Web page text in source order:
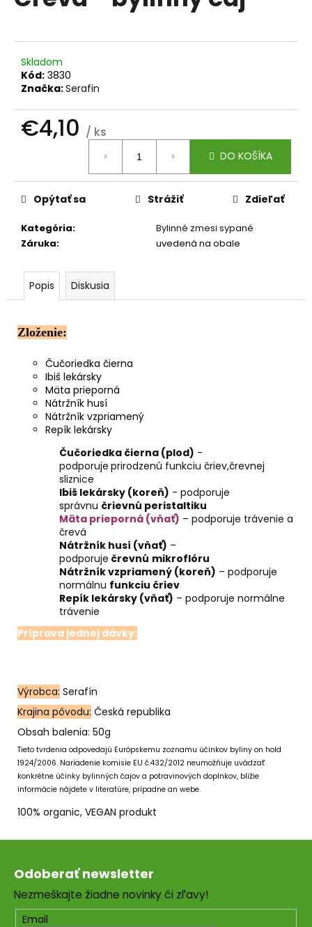
5
hviezdičiek.
Skladom
Kód: 3830
Značka:Serafin
€4,10 / ks
DO KOŠÍKA
Kategória:
Bylinné zmesi sypané
Záruka: uvedená na obale
Opýtať sa Strážiť Zdieľať
Popis Diskusia
Zloženie:
Čučoriedka čierna
Ibiš lekársky
Mäta prieporná
Nátržník husí
Nátržník vzpriamený
Repík lekársky
Čučoriedka čierna (plod) -
podporuje prirodzenú funkciu čriev,črevnej
sliznice
Ibiš lekársky (koreň) - podporuje
správnu črievnú peristaltiku
Mäta prieporná (vňať) – podporuje trávenie a
črevá
Nátržník husí (vňať) –
podporuje črevnú mikroflóru
Nátržník vzpriamený (koreň) – podporuje
normálnu funkciu čriev
Repík lekársky (vňať) – podporuje normálne
trávenie
Príprava jednej dávky:
Výrobca: Serafín
Krajina pôvodu: Česká republika
Obsah balenia: 50g
Tieto tvrdenia odpovedajú Európskemu zoznamu účinkov byliny on hold
1924/2006. Nariadenie komisie EU č.432/2012 neumožňuje uvádzať
konkrétne účinky bylinných čajov a potravinových doplnkov, bližie
informácie nájdete v literatúre, prípadne an webe.
100% organic, VEGAN produkt
j
s
ť
?
HĽADAŤ
O
d
p
ú
a
m
KÓD
368
BALZAM
DYMIACEJ
Odoberať newsletter
Nezmeškajte žiadne novinky či zľavy!
Email